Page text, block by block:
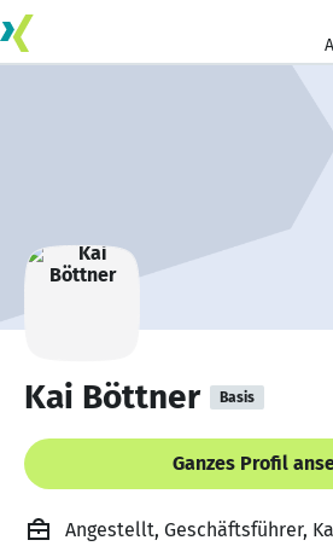
Kai Böttner Basis
Ganzes Profil
Angestellt, Geschäftsführer,